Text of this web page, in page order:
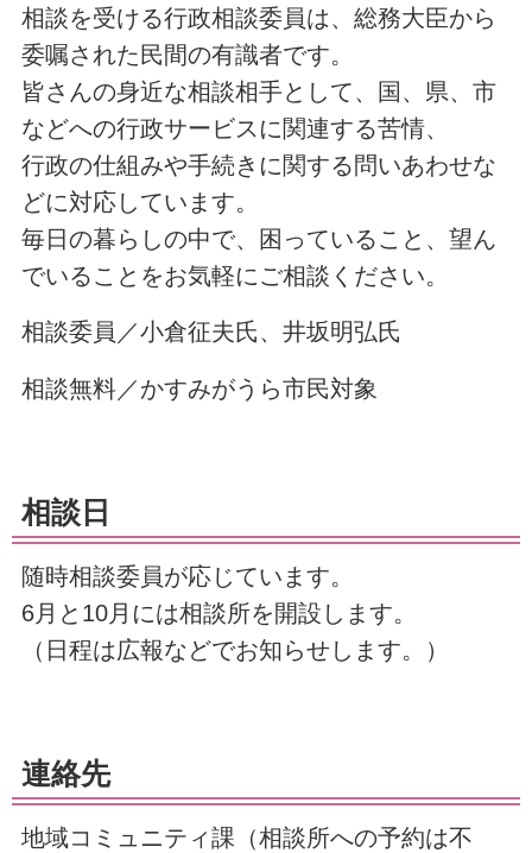
相談を受ける行政相談委員は、総務大臣から
委嘱された民間の有識者です。
皆さんの身近な相談相手として、国、県、市
などへの行政サービスに関連する苦情、
行政の仕組みや手続きに関する問いあわせな
どに対応しています。
毎日の暮らしの中で、困っていること、望ん
でいることをお気軽にご相談ください。
相談委員／小倉征夫氏、井坂明弘氏
相談無料／かすみがうら市民対象
相談日
随時相談委員が応じています。
6月と10月には相談所を開設します。
（日程は広報などでお知らせします。）
連絡先
地域コミュニティ課（相談所への予約は不